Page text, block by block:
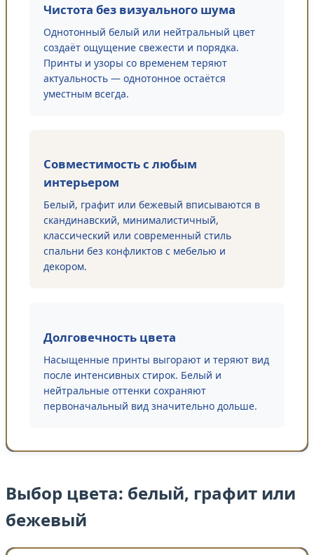
Чистота без визуального шума
Однотонный белый или нейтральный цвет
создаёт ощущение свежести и порядка.
Принты и узоры со временем теряют
актуальность — однотонное остаётся
уместным всегда.
Совместимость с любым
интерьером
Белый, графит или бежевый вписываются в
скандинавский, минималистичный,
классический или современный стиль
спальни без конфликтов с мебелью и
декором.
Долговечность цвета
Насыщенные принты выгорают и теряют вид
после интенсивных стирок. Белый и
нейтральные оттенки сохраняют
первоначальный вид значительно дольше.
Выбор цвета: белый, графит или
бежевый